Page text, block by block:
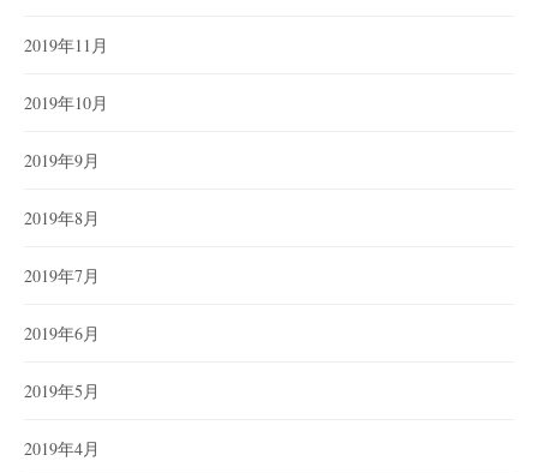
2019年11月
2019年10月
2019年9月
2019年8月
2019年7月
2019年6月
2019年5月
2019年4月